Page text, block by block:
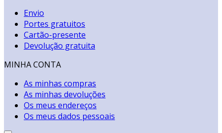
Envio
Portes gratuitos
Cartão-presente
Devolução gratuita
MINHA CONTA
As minhas compras
As minhas devoluções
Os meus endereços
Os meus dados pessoais